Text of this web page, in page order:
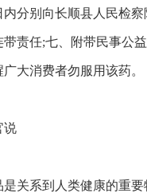
内分别向长顺县人民检
带责任;七、附带民事公
大消费者勿服用该药。
系到人类健康的重要